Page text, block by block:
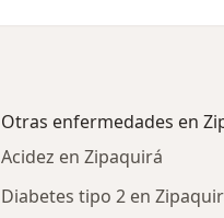
Otras enfermedades en
Acidez en Zipaquirá
Diabetes tipo 2 en